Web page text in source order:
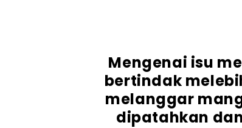
Mengenai isu
bertindak
melanggar
dipatahkan